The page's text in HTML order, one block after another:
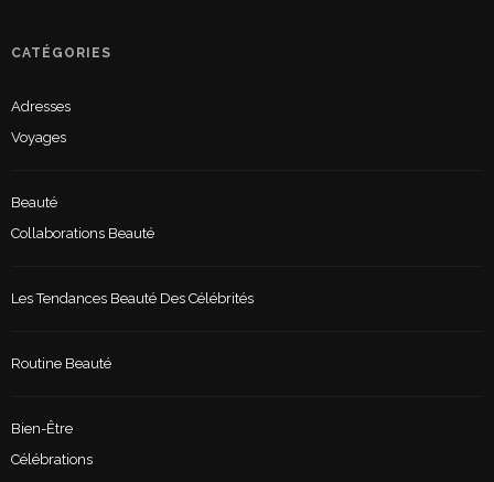
CATÉGORIES
Adresses
Voyages
Beauté
Collaborations Beauté
Les Tendances Beauté Des Célébrités
Routine Beauté
Bien-Être
Célébrations